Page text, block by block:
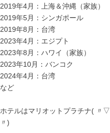
2019年4月：上海＆沖縄（家族）
2019年5月：シンガポール
2019年8月：台湾
2023年4月：エジプト
2023年8月：ハワイ（家族）
2023年10月：バンコク
2024年4月：台湾
など
ホテルはマリオットプラチナ( 〃▽
〃)